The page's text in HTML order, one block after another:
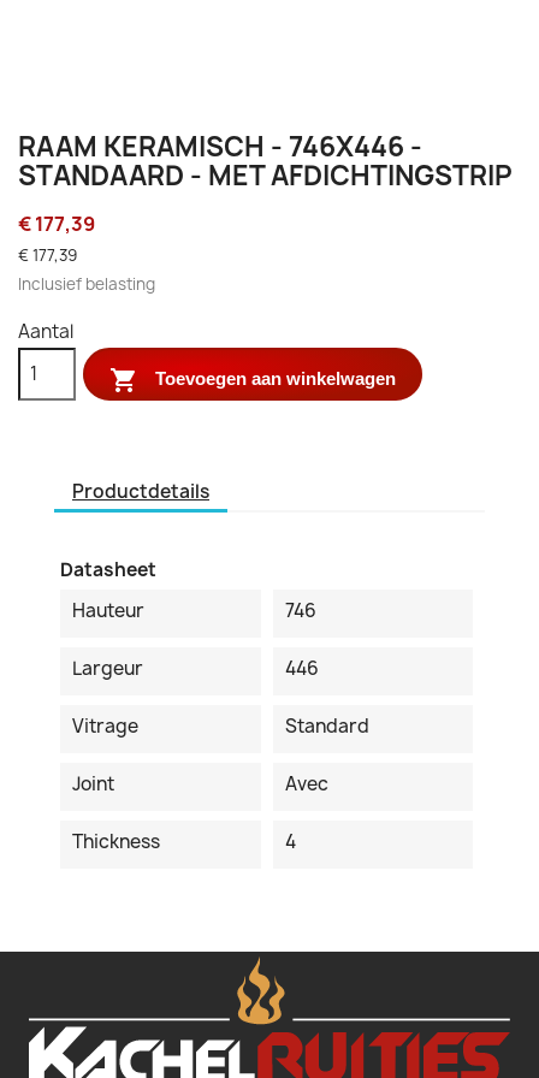
RAAM KERAMISCH - 746X446 -
STANDAARD - MET AFDICHTINGSTRIP
€ 177,39
€ 177,39
Inclusief belasting
Aantal
 Toevoegen aan winkelwagen
Productdetails
Datasheet
Hauteur
746
Largeur 446
Vitrage Standard
Joint Avec
Thickness 4